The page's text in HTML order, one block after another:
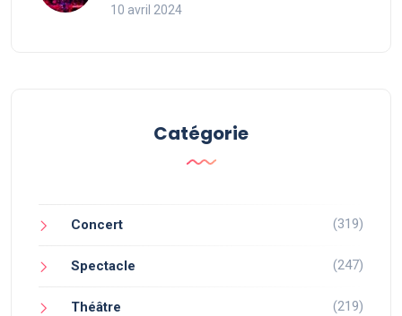
10 avril 2024
Catégorie
Concert (319)
Spectacle (247)
Théâtre (219)